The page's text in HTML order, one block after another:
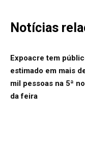
Notícias
Expoacre tem
estimado em mais
mil pessoas na 5ª
da feira